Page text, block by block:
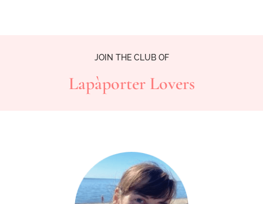
JOIN THE CLUB OF
Lapàporter Lovers